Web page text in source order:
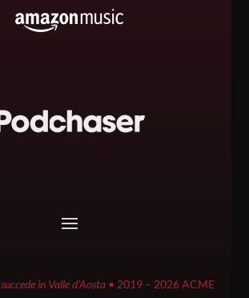
succede in Valle d’Aosta • 2019 – 2026 ACME